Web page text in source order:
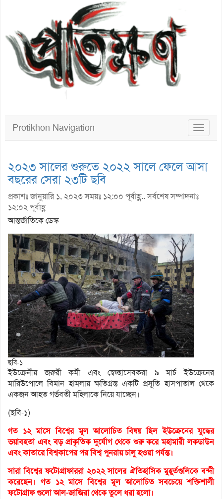
Toggle
Protikhon Navigation
২০২৩ সালের শুরুতে ২০২২ সালে ফেলে আসা
বছরের সেরা ২৩টি ছবি
প্রকাশঃ জানুয়ারি ১, ২০২৩ সময়ঃ ১২:০০ পূর্বাহ্ণ.. সর্বশেষ সম্পাদনাঃ
১২:০২ পূর্বাহ্ণ
আন্তর্জাতিকে ডেস্ক
ছবি-১
ইউক্রেনীয় জরুরী কর্মী এবং স্বেচ্ছাসেবকরা ৯ মার্চ ইউক্রেনের
মারিউপোলে বিমান হামলায় ক্ষতিগ্রস্ত একটি প্রসূতি হাসপাতাল থেকে
একজন আহত গর্ভবতী মহিলাকে নিয়ে যাচ্ছেন।
(ছবি-১)
গত ১২ মাসে বিশ্বের মূল আলোচিত বিষয় ছিল ইউক্রেনের যুদ্ধের
ভয়াবহতা এবং বড় প্রাকৃতিক দুর্যোগ থেকে শুরু করে মহামারী লকডাউন
এবং কাতারে বিশ্বকাপের পর বিশ্ব পুনরায় চালু হওয়া পর্যন্ত।
সারা বিশ্বের ফটোগ্রাফাররা ২০২২ সালের ঐতিহাসিক মুহূর্তগুলিকে বন্দী
করেছেন। গত ১২ মাসে বিশ্বের মূল আলোচিত সবচেয়ে শক্তিশালী
ফটোগ্রাফ গুলো আল-জাজিরা থেকে তুলে ধরা হলো।